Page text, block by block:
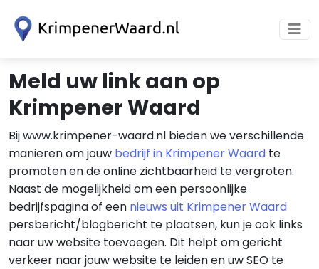
Meld uw link aan op
Krimpener Waard
Bij www.krimpener-waard.nl bieden we verschillende
manieren om jouw bedrijf in Krimpener Waard te
promoten en de online zichtbaarheid te vergroten.
Naast de mogelijkheid om een persoonlijke
bedrijfspagina of een nieuws uit Krimpener Waard
persbericht/blogbericht te plaatsen, kun je ook links
naar uw website toevoegen. Dit helpt om gericht
verkeer naar jouw website te leiden en uw SEO te